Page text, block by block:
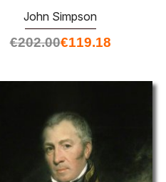
John Simpson
€202.00€119.18